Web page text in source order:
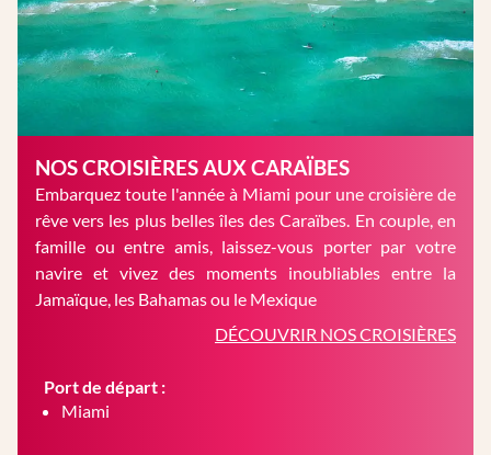
NOS CROISIÈRES AUX CARAÏBES
Embarquez toute l'année à Miami pour une croisière de
rêve vers les plus belles îles des Caraïbes. En couple, en
famille ou entre amis, laissez-vous porter par votre
navire et vivez des moments inoubliables entre la
Jamaïque, les Bahamas ou le Mexique
DÉCOUVRIR NOS CROISIÈRES
Port de départ :
Miami